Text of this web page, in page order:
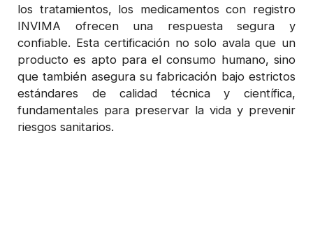
los tratamientos, los medicamentos con registro
INVIMA ofrecen una respuesta segura y
confiable. Esta certificación no solo avala que un
producto es apto para el consumo humano, sino
que también asegura su fabricación bajo estrictos
estándares de calidad técnica y científica,
fundamentales para preservar la vida y prevenir
riesgos sanitarios.